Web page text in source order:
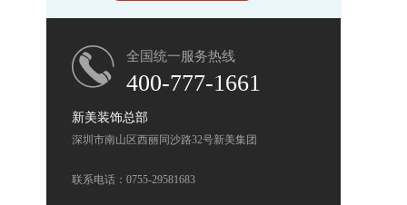
全国统一服务热线
400-777-1661
新美装饰总部
深圳市南山区西丽同沙路32号新美集团
联系电话：0755-29581683